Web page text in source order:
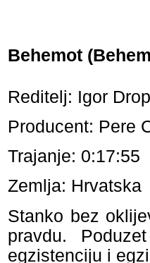
Behemot
Reditelj: Igor
Producent: Pere
Trajanje: 0:17:55
Zemlja: Hrvatska
Stanko bez
pravdu.
egzistenciju i